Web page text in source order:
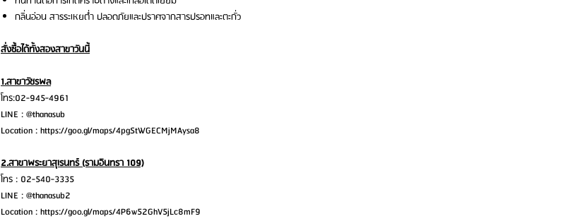
กลิ่นอ่อน สารระเหยต่ำ ปลอดภัยและปราศจากสารปรอทและตะกั่ว
สั่งซื้อได้ทั้งสองสาขาวันนี้
1.สาขาวัชรพล
โทร:02-945-4961
LINE : @thanasub
Location : https://goo.gl/maps/4pgStWGECMjMAysa8
2.สาขาพระยาสุเรนทร์ (รามอินทรา 109)
โทร : 02-540-3335
LINE : @thanasub2
Location : https://goo.gl/maps/4P6w52GhV5jLc8mF9